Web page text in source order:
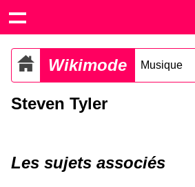
Wikimode Musique
Steven Tyler
Les sujets associés